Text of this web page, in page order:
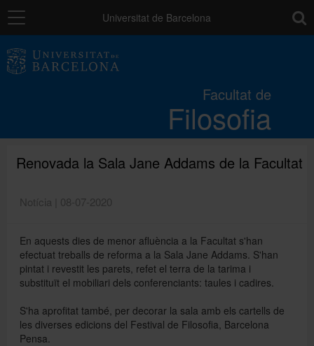
Navegació Universitat de Barcelona
Facultat de
Filosofia
Estudis
Recerca i innovació
Mobilitat
Relacions externes
Renovada la Sala Jane Addams de la Facultat
Notícia | 08-07-2020
En aquests dies de menor afluència a la Facultat s'han
efectuat treballs de reforma a la Sala Jane Addams. S'han
pintat i revestit les parets, refet el terra de la tarima i
substituït el mobiliari dels conferenciants: taules i cadires.
S'ha aprofitat també, per decorar la sala amb els cartells de
les diverses edicions del Festival de Filosofia, Barcelona
Pensa.